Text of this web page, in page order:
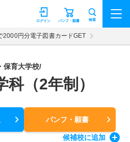
パンフ・願書
ログイン 検索
2000円分電子図書カードGET
保育大学校/
科（2年制）
パンフ・願書
候補校に追加